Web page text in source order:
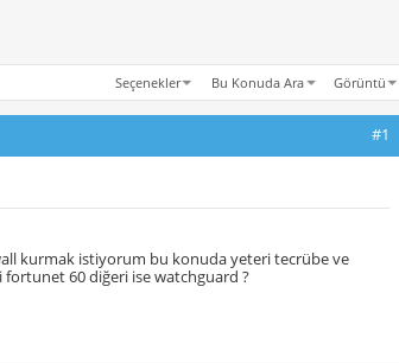
Seçenekler Bu Konuda Ara Görüntü
#1
kurmak istiyorum bu konuda yeteri tecrübe ve
fortunet 60 diğeri ise watchguard ?